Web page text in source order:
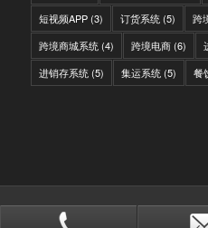
短视频APP(3) 订货系统(5) 跨
跨境商城系统(4) 跨境电商(6)
进销存系统(5) 集运系统(5) 餐
© Copyright - IITC网域信息-软件开发